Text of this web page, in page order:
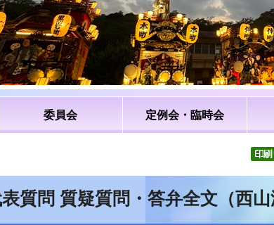
委員会 定例会・臨時会
質問 質疑質問・答弁全文（西山